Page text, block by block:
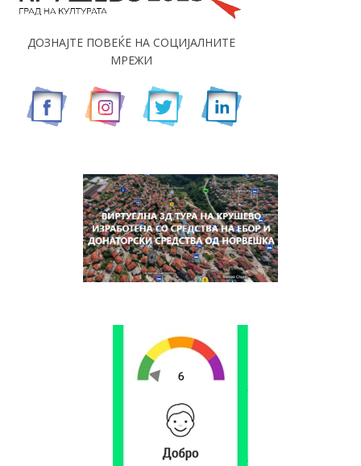
ДОЗНАЈТЕ ПОВЕЌЕ НА СОЦИЈАЛНИТЕ
МРЕЖИ